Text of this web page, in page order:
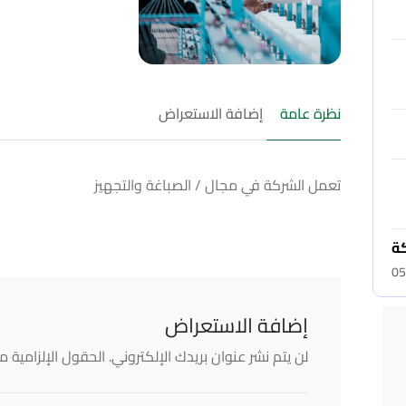
نظرة عامة إضافة الاستعراض
تعمل الشركة في مجال / الصباغة والتجهيز
إضافة الاستعراض
لن يتم نشر عنوان بريدك الإلكتروني. الحقول الإلزامية